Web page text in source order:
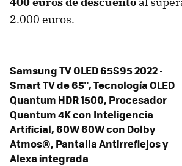
2.000 euros.
Samsung TV OLED 65S95 2022 -
Smart TV de 65", Tecnología OLED
Quantum HDR 1500, Procesador
Quantum 4K con Inteligencia
Artificial, 60W 60W con Dolby
Atmos®, Pantalla Antirreflejos y
Alexa integrada